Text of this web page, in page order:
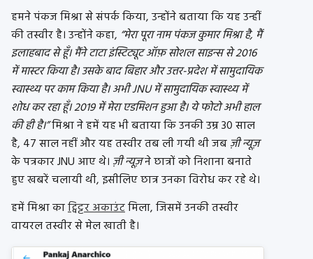
हमने पंकज मिश्रा से संपर्क किया, उन्होंने बताया कि यह उन्हीं
की तस्वीर है। उन्होंने कहा, “मेरा पूरा नाम पंकज कुमार मिश्रा है, मैं
इलाहबाद से हूँ। मैंने टाटा इंस्टिट्यूट ऑफ़ सोशल साइन्स से 2016
में मास्टर किया है। उसके बाद बिहार और उत्तर-प्रदेश में सामुदायिक
स्वास्थ्य पर काम किया है। अभी JNU में सामुदायिक स्वास्थ्य में
शोध कर रहा हूँ। 2019 में मेरा एडमिशन हुआ है। ये फोटो अभी हाल
की ही है।”मिश्रा ने हमें यह भी बताया कि उनकी उम्र 30 साल
है, 47 साल नहीं और यह तस्वीर तब ली गयी थी जबज़ी न्यूज़
के पत्रकार JNU आए थे। ज़ी न्यूज़ने छात्रों को निशाना बनाते
हुए खबरें चलायी थी, इसीलिए छात्र उनका विरोध कर रहे थे।
हमें मिश्रा काट्विट्टर अकाउंटमिला, जिसमें उनकी तस्वीर
वायरल तस्वीर से मेल खाती है।